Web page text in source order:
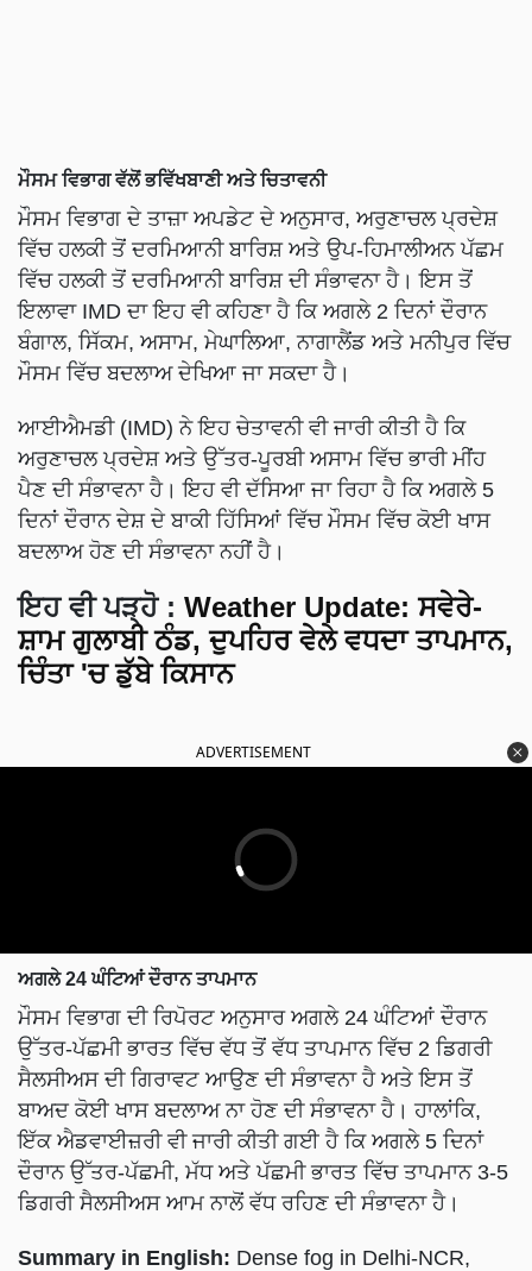
ਮੌਸਮ ਵਿਭਾਗ ਵੱਲੋਂ ਭਵਿੱਖਬਾਣੀ ਅਤੇ ਚਿਤਾਵਨੀ
ਮੌਸਮ ਵਿਭਾਗ ਦੇ ਤਾਜ਼ਾ ਅਪਡੇਟ ਦੇ ਅਨੁਸਾਰ, ਅਰੁਣਾਚਲ ਪ੍ਰਦੇਸ਼
ਵਿੱਚ ਹਲਕੀ ਤੋਂ ਦਰਮਿਆਨੀ ਬਾਰਿਸ਼ ਅਤੇ ਉਪ-ਹਿਮਾਲੀਅਨ ਪੱਛਮ
ਵਿੱਚ ਹਲਕੀ ਤੋਂ ਦਰਮਿਆਨੀ ਬਾਰਿਸ਼ ਦੀ ਸੰਭਾਵਨਾ ਹੈ। ਇਸ ਤੋਂ
ਇਲਾਵਾ IMD ਦਾ ਇਹ ਵੀ ਕਹਿਣਾ ਹੈ ਕਿ ਅਗਲੇ 2 ਦਿਨਾਂ ਦੌਰਾਨ
ਬੰਗਾਲ, ਸਿੱਕਮ, ਅਸਾਮ, ਮੇਘਾਲਿਆ, ਨਾਗਾਲੈਂਡ ਅਤੇ ਮਨੀਪੁਰ ਵਿੱਚ
ਮੌਸਮ ਵਿੱਚ ਬਦਲਾਅ ਦੇਖਿਆ ਜਾ ਸਕਦਾ ਹੈ।
ਆਈਐਮਡੀ (IMD) ਨੇ ਇਹ ਚੇਤਾਵਨੀ ਵੀ ਜਾਰੀ ਕੀਤੀ ਹੈ ਕਿ
ਅਰੁਣਾਚਲ ਪ੍ਰਦੇਸ਼ ਅਤੇ ਉੱਤਰ-ਪੂਰਬੀ ਅਸਾਮ ਵਿੱਚ ਭਾਰੀ ਮੀਂਹ
ਪੈਣ ਦੀ ਸੰਭਾਵਨਾ ਹੈ। ਇਹ ਵੀ ਦੱਸਿਆ ਜਾ ਰਿਹਾ ਹੈ ਕਿ ਅਗਲੇ 5
ਦਿਨਾਂ ਦੌਰਾਨ ਦੇਸ਼ ਦੇ ਬਾਕੀ ਹਿੱਸਿਆਂ ਵਿੱਚ ਮੌਸਮ ਵਿੱਚ ਕੋਈ ਖਾਸ
ਬਦਲਾਅ ਹੋਣ ਦੀ ਸੰਭਾਵਨਾ ਨਹੀਂ ਹੈ।
ਇਹ ਵੀ ਪੜ੍ਹੋ : Weather Update: ਸਵੇਰੇ-
ਸ਼ਾਮ ਗੁਲਾਬੀ ਠੰਡ, ਦੁਪਹਿਰ ਵੇਲੇ ਵਧਦਾ ਤਾਪਮਾਨ,
ਚਿੰਤਾ 'ਚ ਡੁੱਬੇ ਕਿਸਾਨ
ਮੌਸਮ ਵਿਭਾਗ ਦੀ ਰਿਪੋਰਟ ਅਨੁਸਾਰ ਅਗਲੇ 24 ਘੰਟਿਆਂ ਦੌਰਾਨ
ਉੱਤਰ-ਪੱਛਮੀ ਭਾਰਤ ਵਿੱਚ ਵੱਧ ਤੋਂ ਵੱਧ ਤਾਪਮਾਨ ਵਿੱਚ 2 ਡਿਗਰੀ
ਸੈਲਸੀਅਸ ਦੀ ਗਿਰਾਵਟ ਆਉਣ ਦੀ ਸੰਭਾਵਨਾ ਹੈ ਅਤੇ ਇਸ ਤੋਂ
ਬਾਅਦ ਕੋਈ ਖਾਸ ਬਦਲਾਅ ਨਾ ਹੋਣ ਦੀ ਸੰਭਾਵਨਾ ਹੈ। ਹਾਲਾਂਕਿ,
ਇੱਕ ਐਡਵਾਈਜ਼ਰੀ ਵੀ ਜਾਰੀ ਕੀਤੀ ਗਈ ਹੈ ਕਿ ਅਗਲੇ 5 ਦਿਨਾਂ
ਦੌਰਾਨ ਉੱਤਰ-ਪੱਛਮੀ, ਮੱਧ ਅਤੇ ਪੱਛਮੀ ਭਾਰਤ ਵਿੱਚ ਤਾਪਮਾਨ 3-5
ਡਿਗਰੀ ਸੈਲਸੀਅਸ ਆਮ ਨਾਲੋਂ ਵੱਧ ਰਹਿਣ ਦੀ ਸੰਭਾਵਨਾ ਹੈ।
know the weather of Punjab-Haryana-Rajasthan